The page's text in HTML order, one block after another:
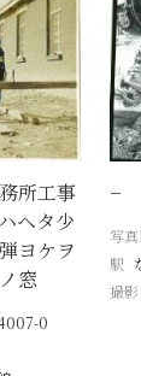
所工事
ヘタ少
ヨケヲ
窓
0
−
写
駅
撮影